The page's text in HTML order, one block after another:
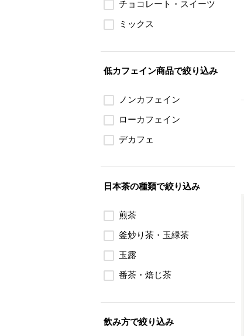
宝瓶と茶杯でちょっと贅沢
チョコレート・スイーツ
ミックス
低カフェイン商品で絞り込み
ノンカフェイン
ローカフェイン
デカフェ
日本茶の種類で絞り込み
煎茶
釜炒り茶・玉緑茶
玉露
番茶・焙じ茶
飲み方で絞り込み